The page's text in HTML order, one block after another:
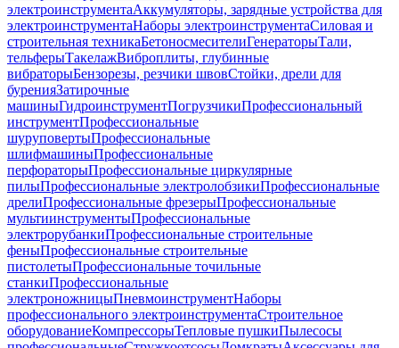
электроинструментаАккумуляторы, зарядные устройства для
электроинструментаНаборы электроинструментаСиловая и
строительная техникаБетоносмесителиГенераторыТали,
тельферыТакелажВиброплиты, глубинные
вибраторыБензорезы, резчики швовСтойки, дрели для
буренияЗатирочные
машиныГидроинструментПогрузчикиПрофессиональный
инструментПрофессиональные
шуруповертыПрофессиональные
шлифмашиныПрофессиональные
перфораторыПрофессиональные циркулярные
пилыПрофессиональные электролобзикиПрофессиональные
дрелиПрофессиональные фрезерыПрофессиональные
мультиинструментыПрофессиональные
электрорубанкиПрофессиональные строительные
феныПрофессиональные строительные
пистолетыПрофессиональные точильные
станкиПрофессиональные
электроножницыПневмоинструментНаборы
профессионального электроинструментаСтроительное
оборудованиеКомпрессорыТепловые пушкиПылесосы